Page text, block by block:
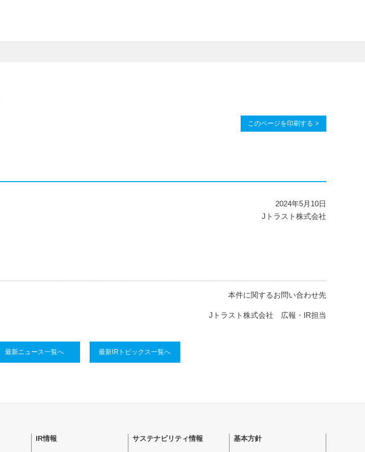
このページを印刷する >
2024年5月10日
Jトラスト株式会社
本件に関するお問い合わせ先
Jトラスト株式会社 広報・IR担当
最新ニュース一覧へ 最新IRトピックス一覧へ
IR情報 サステナビリティ情報 基本方針